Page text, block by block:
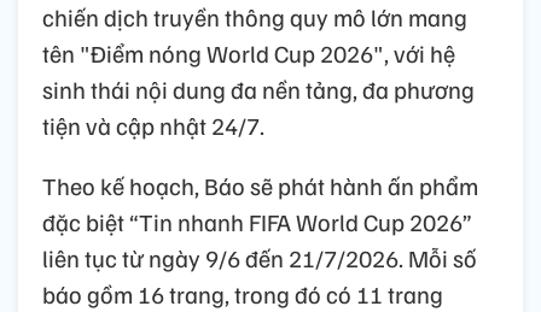
chiến dịch truyền thông quy mô lớn mang
tên "Điểm nóng World Cup 2026", với hệ
sinh thái nội dung đa nền tảng, đa phương
tiện và cập nhật 24/7.
Theo kế hoạch, Báo sẽ phát hành ấn phẩm
đặc biệt “Tin nhanh FIFA World Cup 2026”
liên tục từ ngày 9/6 đến 21/7/2026. Mỗi số
báo gồm 16 trang, trong đó có 11 trang